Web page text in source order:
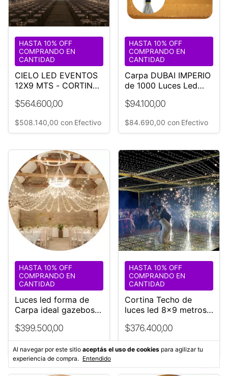
Al navegar por este sitio aceptás el uso de cookies para agilizar tu
experiencia de compra. Entendido
CIELO LED EVENTOS
12X9 MTS - CORTINA
$564.600,00
HASTA 10% OFF
COMPRANDO EN
CANTIDAD
$508.140,00 con Efectivo
Carpa DUBAI IMPERIO
de 1000 Luces Led
$94.100,00
HASTA 10% OFF
COMPRANDO EN
CANTIDAD
$84.690,00 con Efectivo
Luces led forma de
Carpa ideal gazebos
$399.500,00
HASTA 10% OFF
COMPRANDO EN
CANTIDAD
$359.550,00conEfectivo
1/4
Cortina Techo de
luces led 8x9 metros
Bodas
$376.400,00
HASTA 10% OFF
COMPRANDO EN
CANTIDAD
$338.760,00con Efectivo